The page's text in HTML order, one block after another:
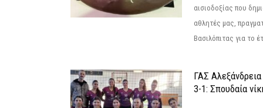
αισιοδοξίας που
αθλητές μας,
Βασιλόπιτας για το
ΓΑΣ
3-1: Σπουδαία